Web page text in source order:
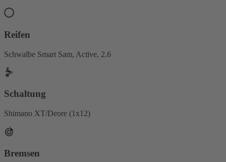
Reifen
Schwalbe Smart Sam, Active, 2.6
Schaltung
Shimano XT/Deore (1x12)
Bremsen